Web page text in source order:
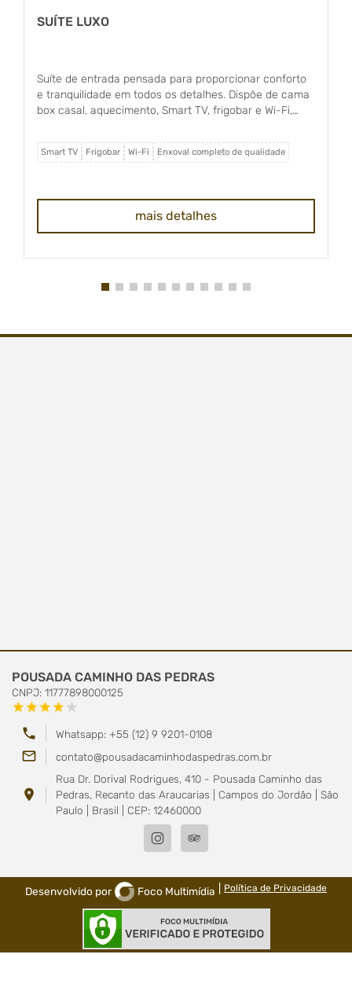
SUÍTE LUXO
Suíte de entrada pensada para proporcionar conforto
e tranquilidade em todos os detalhes. Dispõe de cama
box casal, aquecimento, Smart TV, frigobar e Wi-Fi,
qualidade. Uma excelente opção para quem deseja
vivenciar a experiência da pousada com ótimo custo-
Smart TV Frigobar Wi-Fi Enxoval completo de qualidade
mais detalhes
POUSADA CAMINHO DAS PEDRAS
CNPJ: 11777898000125
starstarstarstar star
phone Whatsapp: +55 (12) 9 9201-0108
mail_outline contato@pousadacaminhodaspedras.com.br
location_on
Rua Dr. Dorival Rodrigues, 410 - Pousada Caminho das
Pedras, Recanto das Araucarias | Campos do Jordão | São
Paulo | Brasil | CEP: 12460000
Desenvolvido por Foco Multimídia Política de Privacidade